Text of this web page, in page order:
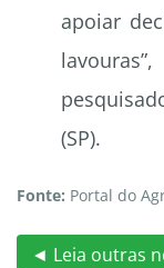
apoiar
(SP).
Fonte: Portal do
◄ Leia outras